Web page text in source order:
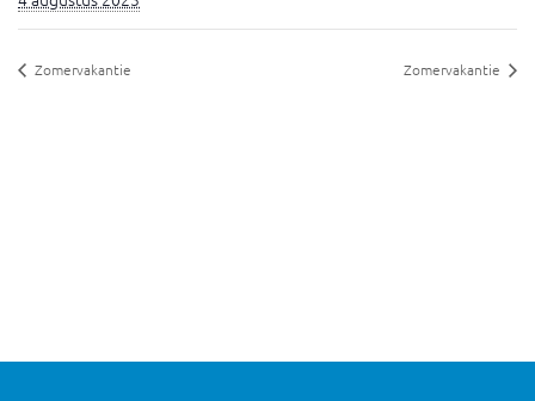
Zomervakantie Zomervakantie